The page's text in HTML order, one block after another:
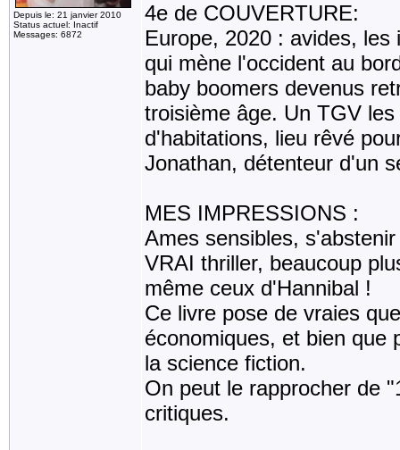
Depuis le: 21 janvier 2010
Status actuel: Inactif
Messages: 6872
4e de COUVERTURE:
Europe, 2020 : avides,
qui mène l'occident au
baby boomers devenus
troisième âge. Un TGV
d'habitations, lieu rêvé
Jonathan, détenteur d'un
MES IMPRESSIONS :
Ames sensibles,
VRAI thriller, beaucoup
même ceux d'Hannibal !
Ce livre pose de vraies
économiques, et bien que
la science fiction.
On peut le rapprocher de
critiques.